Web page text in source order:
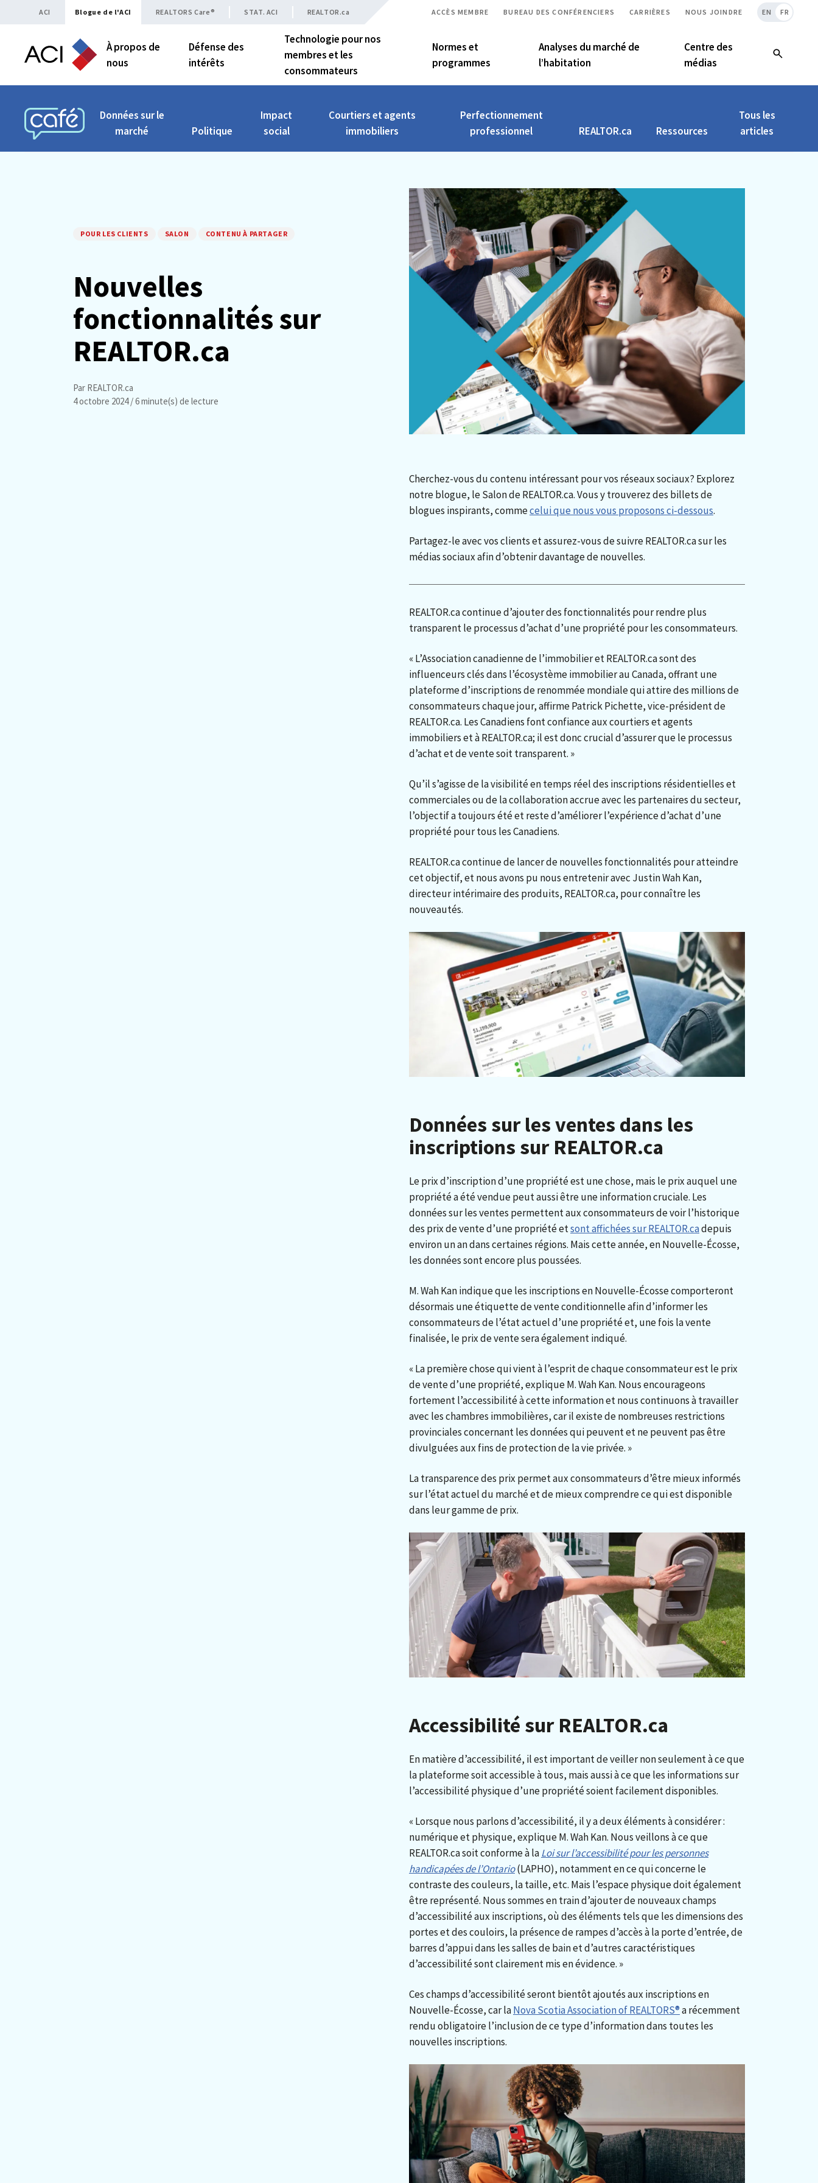
Skip to content
ACI Blogue de l'ACI REALTORS Care® STAT. ACI REALTOR.ca ACCÈS MEMBRE BUREAU DES CONFÉRENCIERS CARRIÈRES NOUS JOINDRE EN FR
À propos de
nous
Défense des
intérêts
Technologie pour nos
membres et les
consommateurs
Normes et
programmes
Analyses du marché de
l’habitation
Centre des
médias
CAFÉ ACI
Données sur le
marché
Politique
Impact
social
Courtiers et agents
immobiliers
Perfectionnement
professionnel
REALTOR.ca Ressources
Tous les
articles
POUR LES CLIENTS SALON CONTENU À PARTAGER
Nouvelles
fonctionnalités sur
REALTOR.ca
Par REALTOR.ca
4 octobre 2024/ 6 minute(s) de lecture
Cherchez-vous du contenu intéressant pour vos réseaux sociaux? Explorez
notre blogue, le Salon de REALTOR.ca. Vous y trouverez des billets de
blogues inspirants, commecelui que nous vous proposons ci-dessous.
Partagez-le avec vos clients et assurez-vous de suivre REALTOR.ca sur les
médias sociaux afin d’obtenir davantage de nouvelles.
REALTOR.ca continue d’ajouter des fonctionnalités pour rendre plus
transparent le processus d’achat d’une propriété pour les consommateurs.
« L’Association canadienne de l’immobilier et REALTOR.ca sont des
influenceurs clés dans l’écosystème immobilier au Canada, offrant une
plateforme d’inscriptions de renommée mondiale qui attire des millions de
consommateurs chaque jour, affirme Patrick Pichette, vice-président de
REALTOR.ca. Les Canadiens font confiance aux courtiers et agents
immobiliers et à REALTOR.ca; il est donc crucial d’assurer que le processus
d’achat et de vente soit transparent. »
Qu’il s’agisse de la visibilité en temps réel des inscriptions résidentielles et
commerciales ou de la collaboration accrue avec les partenaires du secteur,
l’objectif a toujours été et reste d’améliorer l’expérience d’achat d’une
propriété pour tous les Canadiens.
REALTOR.ca continue de lancer de nouvelles fonctionnalités pour atteindre
cet objectif, et nous avons pu nous entretenir avec Justin Wah Kan,
directeur intérimaire des produits, REALTOR.ca, pour connaître les
nouveautés.
Données sur les ventes dans les
inscriptions sur REALTOR.ca
Le prix d’inscription d’une propriété est une chose, mais le prix auquel une
propriété a été vendue peut aussi être une information cruciale. Les
données sur les ventes permettent aux consommateurs de voir l’historique
des prix de vente d’une propriété etsont affichées sur REALTOR.cadepuis
environ un an dans certaines régions. Mais cette année, en Nouvelle-Écosse,
les données sont encore plus poussées.
M. Wah Kan indique que les inscriptions en Nouvelle-Écosse comporteront
désormais une étiquette de vente conditionnelle afin d’informer les
consommateurs de l’état actuel d’une propriété et, une fois la vente
finalisée, le prix de vente sera également indiqué.
« La première chose qui vient à l’esprit de chaque consommateur est le prix
de vente d’une propriété, explique M. Wah Kan. Nous encourageons
fortement l’accessibilité à cette information et nous continuons à travailler
avec les chambres immobilières, car il existe de nombreuses restrictions
provinciales concernant les données qui peuvent et ne peuvent pas être
divulguées aux fins de protection de la vie privée. »
La transparence des prix permet aux consommateurs d’être mieux informés
sur l’état actuel du marché et de mieux comprendre ce qui est disponible
dans leur gamme de prix.
Accessibilité sur REALTOR.ca
En matière d’accessibilité, il est important de veiller non seulement à ce que
la plateforme soit accessible à tous, mais aussi à ce que les informations sur
l’accessibilité physique d’une propriété soient facilement disponibles.
« Lorsque nous parlons d’accessibilité, il y a deux éléments à considérer :
numérique et physique, explique M. Wah Kan. Nous veillons à ce que
REALTOR.ca soit conforme à laLoi sur l’accessibilité pour les personnes
handicapées de l’Ontario(LAPHO), notamment en ce qui concerne le
contraste des couleurs, la taille, etc. Mais l’espace physique doit également
être représenté. Nous sommes en train d’ajouter de nouveaux champs
d’accessibilité aux inscriptions, où des éléments tels que les dimensions des
portes et des couloirs, la présence de rampes d’accès à la porte d’entrée, de
barres d’appui dans les salles de bain et d’autres caractéristiques
d’accessibilité sont clairement mis en évidence. »
Ces champs d’accessibilité seront bientôt ajoutés aux inscriptions en
Nouvelle-Écosse, car laNova Scotia Association of REALTORS®a récemment
rendu obligatoire l’inclusion de ce type d’information dans toutes les
nouvelles inscriptions.